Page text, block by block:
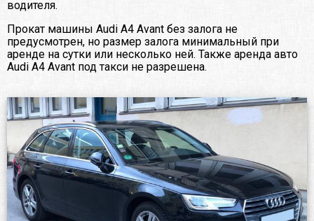
водителя.
Прокат машины Audi A4 Avant без залога не
предусмотрен, но размер залога минимальный при
аренде на сутки или несколько ней. Также аренда авто
Audi A4 Avant под такси не разрешена.